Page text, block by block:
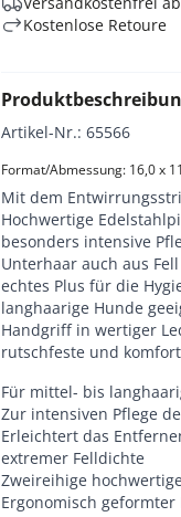
Kostenlose Retoure
Artikel-Nr.: 65566
Format/Abmessung: 16,0 x
Mit dem
Hochwertige
besonders intensive
Unterhaar auch aus
echtes Plus für die
langhaarige Hunde
Handgriff in wertiger
rutschfeste und
Für mittel- bis
Zur intensiven Pflege
Erleichtert das
extremer Felldichte
Zweireihige
Ergonomisch